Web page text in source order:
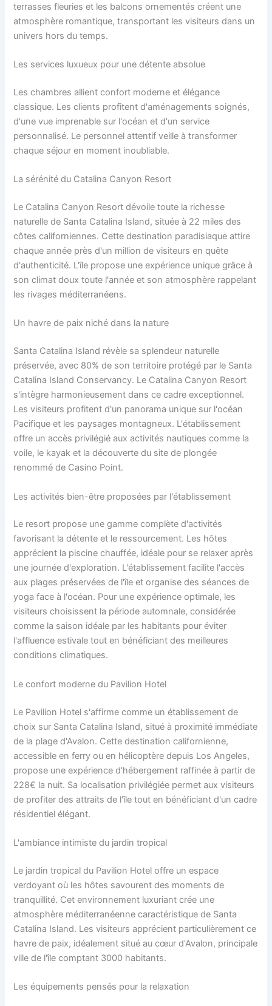
terrasses fleuries et les balcons ornementés créent une
atmosphère romantique, transportant les visiteurs dans un
univers hors du temps.
Les services luxueux pour une détente absolue
Les chambres allient confort moderne et élégance
classique. Les clients profitent d'aménagements soignés,
d'une vue imprenable sur l'océan et d'un service
personnalisé. Le personnel attentif veille à transformer
chaque séjour en moment inoubliable.
La sérénité du Catalina Canyon Resort
Le Catalina Canyon Resort dévoile toute la richesse
naturelle de Santa Catalina Island, située à 22 miles des
côtes californiennes. Cette destination paradisiaque attire
chaque année près d'un million de visiteurs en quête
d'authenticité. L'île propose une expérience unique grâce à
son climat doux toute l'année et son atmosphère rappelant
les rivages méditerranéens.
Un havre de paix niché dans la nature
Santa Catalina Island révèle sa splendeur naturelle
préservée, avec 80% de son territoire protégé par le Santa
Catalina Island Conservancy. Le Catalina Canyon Resort
s'intègre harmonieusement dans ce cadre exceptionnel.
Les visiteurs profitent d'un panorama unique sur l'océan
Pacifique et les paysages montagneux. L'établissement
offre un accès privilégié aux activités nautiques comme la
voile, le kayak et la découverte du site de plongée
renommé de Casino Point.
Les activités bien-être proposées par l'établissement
Le resort propose une gamme complète d'activités
favorisant la détente et le ressourcement. Les hôtes
apprécient la piscine chauffée, idéale pour se relaxer après
une journée d'exploration. L'établissement facilite l'accès
aux plages préservées de l'île et organise des séances de
yoga face à l'océan. Pour une expérience optimale, les
visiteurs choisissent la période automnale, considérée
comme la saison idéale par les habitants pour éviter
l'affluence estivale tout en bénéficiant des meilleures
conditions climatiques.
Le confort moderne du Pavilion Hotel
Le Pavilion Hotel s'affirme comme un établissement de
choix sur Santa Catalina Island, situé à proximité immédiate
de la plage d'Avalon. Cette destination californienne,
accessible en ferry ou en hélicoptère depuis Los Angeles,
propose une expérience d'hébergement raffinée à partir de
228€ la nuit. Sa localisation privilégiée permet aux visiteurs
de profiter des attraits de l'île tout en bénéficiant d'un cadre
résidentiel élégant.
L'ambiance intimiste du jardin tropical
Le jardin tropical du Pavilion Hotel offre un espace
verdoyant où les hôtes savourent des moments de
tranquillité. Cet environnement luxuriant crée une
atmosphère méditerranéenne caractéristique de Santa
Catalina Island. Les visiteurs apprécient particulièrement ce
havre de paix, idéalement situé au cœur d'Avalon, principale
ville de l'île comptant 3000 habitants.
Les équipements pensés pour la relaxation